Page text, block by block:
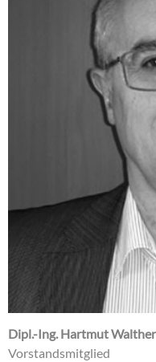
Dipl.-Ing. Hartmut Walther
Vorstandsmitglied